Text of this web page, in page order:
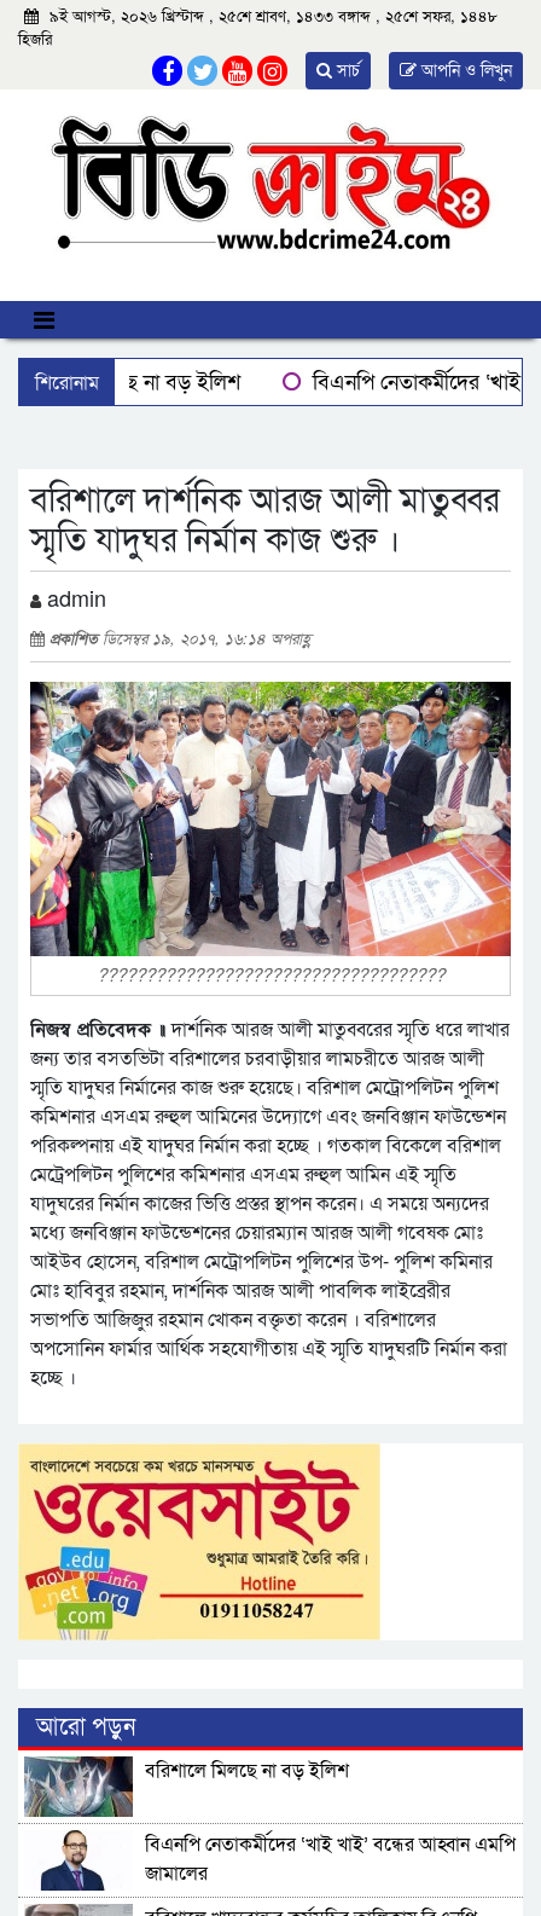
৯ই আগস্ট, ২০২৬ খ্রিস্টাব্দ , ২৫শে শ্রাবণ, ১৪৩৩ বঙ্গাব্দ , ২৫শে সফর, ১৪৪৮
হিজরি
আপনি ও লিখুন
সার্চ
শিরোনাম
বরিশালে মিলছে না বড় ইলিশ
বিএনপি নেতাকর্মীদের ‘খাই
বরিশালে দার্শনিক আরজ আলী মাতুব্বর
স্মৃতি যাদুঘর নির্মান কাজ শুরু ।
admin
প্রকাশিতডিসেম্বর ১৯, ২০১৭, ১৬:১৪ অপরাহ্ণ
????????????????????????????????????
নিজস্ব প্রতিবেদক ॥দার্শনিক আরজ আলী মাতুব্বরের স্মৃতি ধরে লাখার
জন্য তার বসতভিটা বরিশালের চরবাড়ীয়ার লামচরীতে আরজ আলী
স্মৃতি যাদুঘর নির্মানের কাজ শুরু হয়েছে। বরিশাল মেট্রোপলিটন পুলিশ
কমিশনার এসএম রুহুল আমিনের উদ্যোগে এবং জনবিঞ্জান ফাউন্ডেশন
পরিকল্পনায় এই যাদুঘর নির্মান করা হচ্ছে । গতকাল বিকেলে বরিশাল
মেট্রেপলিটন পুলিশের কমিশনার এসএম রুহুল আমিন এই স্মৃতি
যাদুঘরের নির্মান কাজের ভিত্তি প্রস্তর স্থাপন করেন। এ সময়ে অন্যদের
মধ্যে জনবিঞ্জান ফাউন্ডেশনের চেয়ারম্যান আরজ আলী গবেষক মোঃ
আইউব হোসেন, বরিশাল মেট্রোপলিটন পুলিশের উপ- পুলিশ কমিনার
মোঃ হাবিবুর রহমান, দার্শনিক আরজ আলী পাবলিক লাইব্রেরীর
সভাপতি আজিজুর রহমান খোকন বক্তৃতা করেন । বরিশালের
অপসোনিন ফার্মার আর্থিক সহযোগীতায় এই স্মৃতি যাদুঘরটি নির্মান করা
হচ্ছে ।
আরো পড়ুন
বরিশালে মিলছে না বড় ইলিশ
বিএনপি নেতাকর্মীদের ‘খাই খাই’ বন্ধের আহ্বান এমপি
জামালের